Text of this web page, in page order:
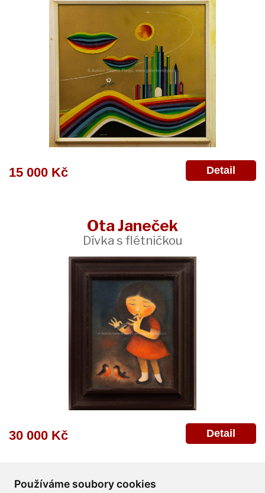
Používáme soubory cookies
15 000 Kč Detail
Ota Janeček
Dívka s flétničkou
30 000 Kč Detail